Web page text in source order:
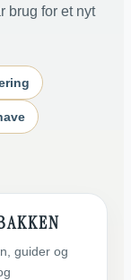
brug for et nyt
guider og